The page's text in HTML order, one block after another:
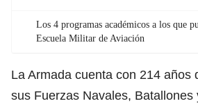
Los 4 programas académicos a los que
Escuela Militar de Aviación
La Armada cuenta con 214 años
sus Fuerzas Navales, Batallones